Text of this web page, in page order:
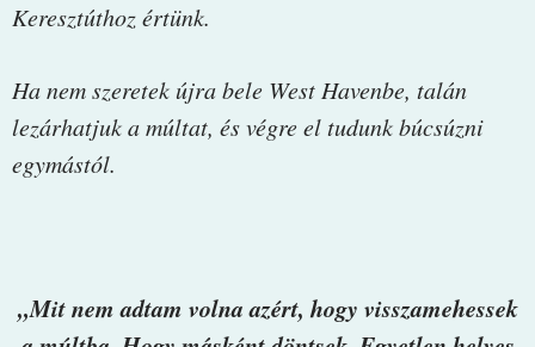
Keresztúthoz értünk.
Ha nem szeretek újra bele West Havenbe, talán
lezárhatjuk a múltat, és végre el tudunk búcsúzni
egymástól.
„Mit nem adtam volna azért, hogy visszamehessek